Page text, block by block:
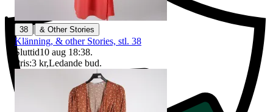
38 | & Other Stories
Klänning, & other Stories, stl. 38
Sluttid10 aug 18:38.
Pris:3 kr,Ledande bud.